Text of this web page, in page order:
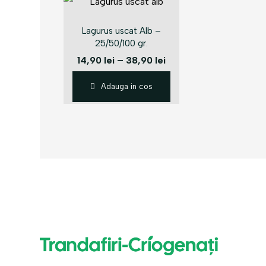
Lagurus uscat Alb –
25/50/100 gr.
14,90 lei – 38,90 lei
Adauga in cos